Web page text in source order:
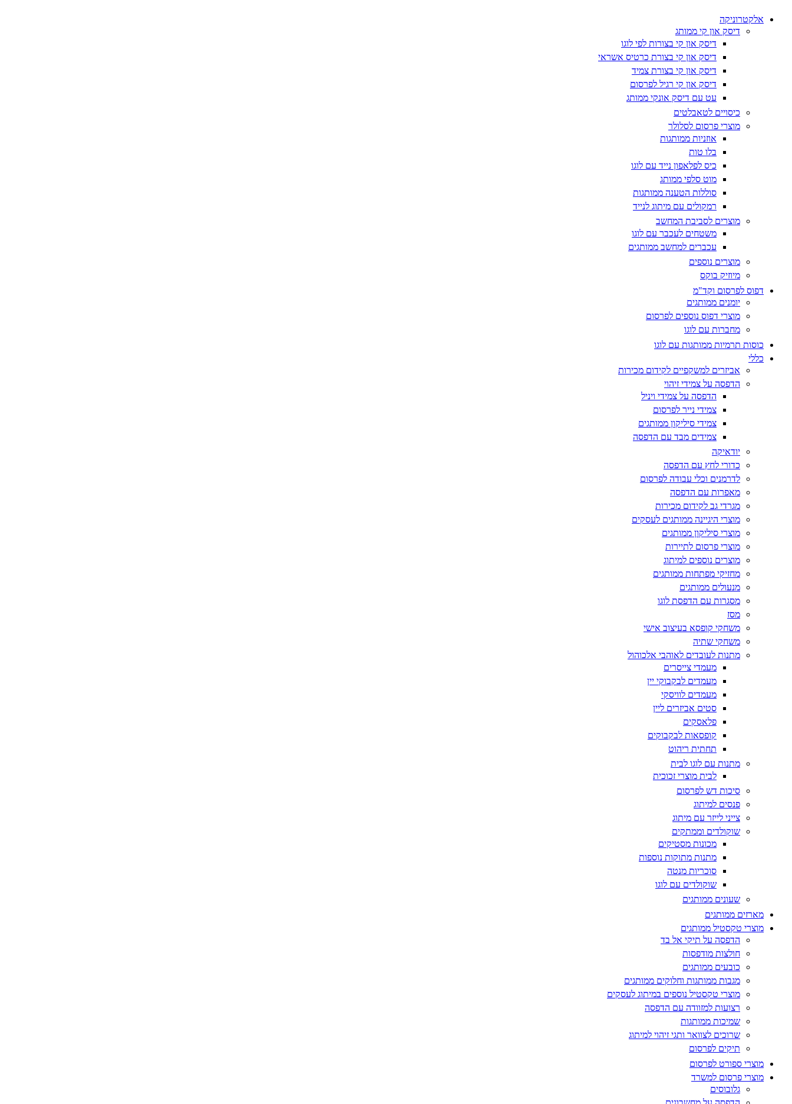
אלקטרוניקה
דיסק און קי ממותג
דיסק און קי בצורות לפי לוגו
דיסק און קי בצורת כרטיס אשראי
דיסק און קי בצורת צמיד
דיסק און קי רגיל לפרסום
עט עם דיסק אונקי ממותג
כיסויים לטאבלטים
מוצרי פרסום לסלולר
אוזניות ממותגות
בלו טות
כיס לפלאפון נייד עם לוגו
מוט סלפי ממותג
סוללות הטענה ממותגות
רמקולים עם מיתוג לנייד
מוצרים לסביבת המחשב
משטחים לעכבר עם לוגו
עכברים למחשב ממותגים
מוצרים נוספים
מיוזיק בוקס
דפוס לפרסום וקד"מ
יומנים ממותגים
מוצרי דפוס נוספים לפרסום
מחברות עם לוגו
כוסות תרמיות ממותגות עם לוגו
כללי
אביזרים למשקפיים לקידום מכירות
הדפסה על צמידי זיהוי
הדפסה על צמידי ויניל
צמידי נייר לפרסום
צמידי סיליקון ממותגים
צמידים מבד עם הדפסה
יודאיקה
כדורי לחץ עם הדפסה
לדרמנים וכלי עבודה לפרסום
מאפרות עם הדפסה
מגרדי גב לקידום מכירות
מוצרי היגיינה ממותגים לעסקים
מוצרי סיליקון ממותגים
מוצרי פרסום לתיירות
מוצרים נוספים למיתוג
מחזיקי מפתחות ממותגים
מנעולים ממותגים
מסגרות עם הדפסת לוגו
מסז
משחקי קופסא בעיצוב אישי
משחקי שתיה
מתנות לעובדים לאוהבי אלכוהול
מעמדי צייסרים
מעמדים לבקבוקי יין
מעמדים לוויסקי
סטים אביזרים ליין
פלאסקים
קופסאות לבקבוקים
תחתית ריהוט
מתנות עם לוגו לבית
לבית מוצרי זכוכית
סיכות דש לפרסום
פנסים למיתוג
צייני לייזר עם מיתוג
שוקולדים וממתקים
מכונות מסטיקים
מתנות מתוקות נוספות
סוכריות מנטה
שוקולדים עם לוגו
שעונים ממותגים
מארזים ממותגים
מוצרי טקסטיל ממותגים
הדפסה על תיקי אל בד
חולצות מודפסות
כובעים ממותגים
מגבות ממותגות וחלוקים ממותגים
מוצרי טקסטיל נוספים במיתוג לעסקים
רצועות למזוודה עם הדפסה
שמיכות ממותגות
שרוכים לצוואר ותגי זיהוי למיתוג
תיקים לפרסום
מוצרי ספורט לפרסום
מוצרי פרסום למשרד
גלובוסים